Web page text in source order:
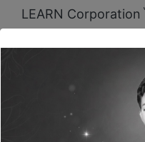
LEARN Corporation